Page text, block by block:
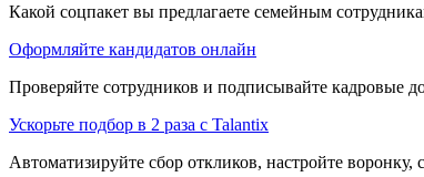
Какой соцпакет вы предлагаете семейным
Оформляйте кандидатов онлайн
Проверяйте сотрудников и подписывайте кадровые
Ускорьте подбор в 2 раза с Talantix
Автоматизируйте сбор откликов, настройте воронку,